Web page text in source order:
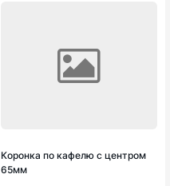
Коронка по кафелю с центром
65мм